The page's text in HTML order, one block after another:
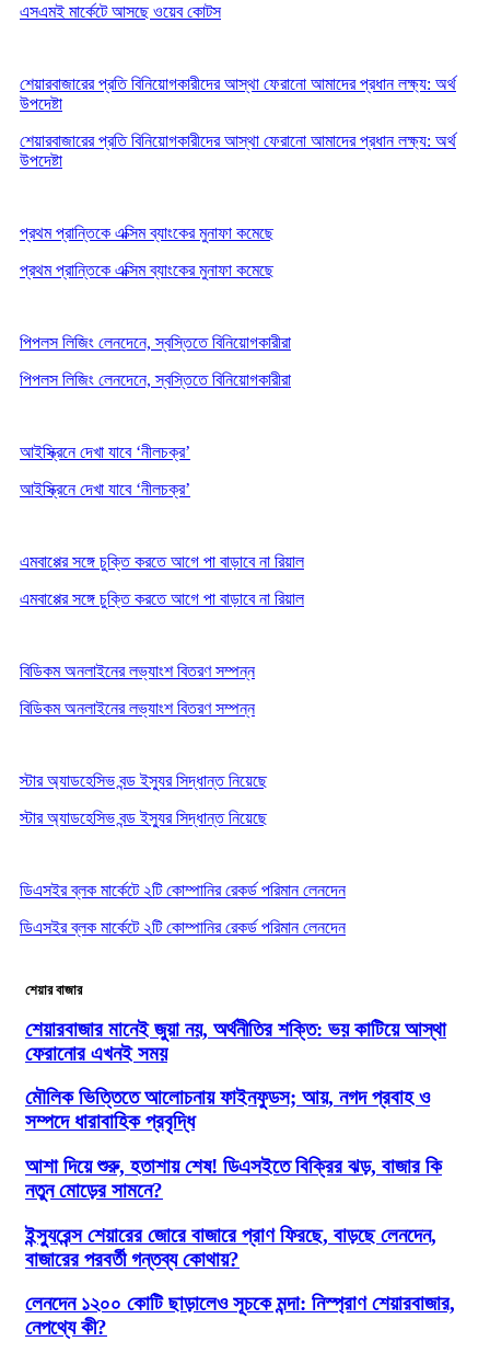
এসএমই মার্কেটে আসছে ওয়েব কোটস
শেয়ারবাজারের প্রতি বিনিয়োগকারীদের আস্থা ফেরানো আমাদের প্রধান লক্ষ্য: অর্থ
উপদেষ্টা
শেয়ারবাজারের প্রতি বিনিয়োগকারীদের আস্থা ফেরানো আমাদের প্রধান লক্ষ্য: অর্থ
উপদেষ্টা
প্রথম প্রান্তিকে এক্সিম ব্যাংকের মুনাফা কমেছে
প্রথম প্রান্তিকে এক্সিম ব্যাংকের মুনাফা কমেছে
পিপলস লিজিং লেনদেনে, স্বস্তিতে বিনিয়োগকারীরা
পিপলস লিজিং লেনদেনে, স্বস্তিতে বিনিয়োগকারীরা
আইস্ক্রিনে দেখা যাবে ‘নীলচক্র’
আইস্ক্রিনে দেখা যাবে ‘নীলচক্র’
এমবাপ্পের সঙ্গে চুক্তি করতে আগে পা বাড়াবে না রিয়াল
এমবাপ্পের সঙ্গে চুক্তি করতে আগে পা বাড়াবে না রিয়াল
বিডিকম অনলাইনের লভ্যাংশ বিতরণ সম্পন্ন
বিডিকম অনলাইনের লভ্যাংশ বিতরণ সম্পন্ন
স্টার অ্যাডহেসিভ বন্ড ইস্যুর সিদ্ধান্ত নিয়েছে
স্টার অ্যাডহেসিভ বন্ড ইস্যুর সিদ্ধান্ত নিয়েছে
ডিএসইর ব্লক মার্কেটে ২টি কোম্পানির রেকর্ড পরিমান লেনদেন
ডিএসইর ব্লক মার্কেটে ২টি কোম্পানির রেকর্ড পরিমান লেনদেন
শেয়ার বাজার
শেয়ারবাজার মানেই জুয়া নয়, অর্থনীতির শক্তি: ভয় কাটিয়ে আস্থা
ফেরানোর এখনই সময়
মৌলিক ভিত্তিতে আলোচনায় ফাইনফুডস; আয়, নগদ প্রবাহ ও
সম্পদে ধারাবাহিক প্রবৃদ্ধি
আশা দিয়ে শুরু, হতাশায় শেষ! ডিএসইতে বিক্রির ঝড়, বাজার কি
নতুন মোড়ের সামনে?
ইন্স্যুরেন্স শেয়ারের জোরে বাজারে প্রাণ ফিরছে, বাড়ছে লেনদেন,
বাজারের পরবর্তী গন্তব্য কোথায়?
লেনদেন ১২০০ কোটি ছাড়ালেও সূচকে মন্দা: নিস্প্রাণ শেয়ারবাজার,
নেপথ্যে কী?